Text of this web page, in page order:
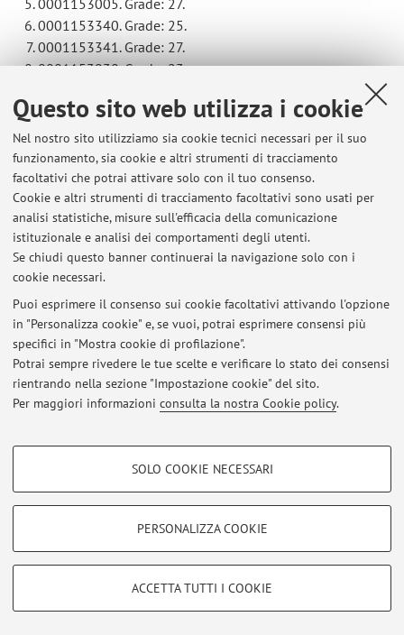
Questo sito web utilizza i cookie
Nel nostro sito utilizziamo sia cookie tecnici necessari per il suo
funzionamento, sia cookie e altri strumenti di tracciamento
facoltativi che potrai attivare solo con il tuo consenso.
Cookie e altri strumenti di tracciamento facoltativi sono usati per
analisi statistiche, misure sull'efficacia della comunicazione
istituzionale e analisi dei comportamenti degli utenti.
Se chiudi questo banner continuerai la navigazione solo con i
cookie necessari.
Puoi esprimere il consenso sui cookie facoltativi attivando l'opzione
in "Personalizza cookie" e, se vuoi, potrai esprimere consensi più
specifici in "Mostra cookie di profilazione".
Potrai sempre rivedere le tue scelte e verificare lo stato dei consensi
rientrando nella sezione "Impostazione cookie" del sito.
Per maggiori informazioni consulta la nostra Cookie policy.
COOKIE DI PROFILAZIONE - FACOLTATIVI
COOKIE TECNICI - NECESSARI
Si tratta di cookie tecnici utilizzati, a titolo esemplificativo, per il corretto
SOLO COOKIE NECESSARI
PERSONALIZZA COOKIE
ACCETTA TUTTI I COOKIE
0001153005. Grade: 27.
0001153340. Grade: 25.
0001153341. Grade: 27.
0001153930. Grade: 23.
N.B. If you do not find the results of your exam at this page,
please, visit you almaesami account: the exam has been
registered on almaesami.
Pubblicato il: 17 dicembre 2024
Ultimi avvisi
BAES – History of Russia (a.y. 2024-2025) - Second Mid-term exam
(December 2 and 6, 2024): Evaluation Results BAES
Pubblicato il: 17 dicembre 2024
Area riservata
Accedi tramiteloginper gestire tutti i contenuti del sito.
Zamboni, 33 - 40126 Bologna - Partita IVA: 01131710376